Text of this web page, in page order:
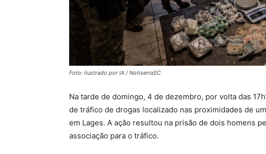
Foto: ilustrado por IA / NotiserraSC
Na tarde de domingo, 4 de dezembro, por volta das
de tráfico de drogas localizado nas proximidades de
em Lages. A ação resultou na prisão de dois homens
associação para o tráfico.